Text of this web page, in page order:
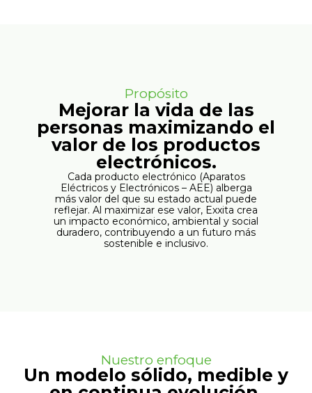
Propósito
Mejorar la vida de las
personas maximizando el
valor de los productos
electrónicos.
Cada producto electrónico (Aparatos
Eléctricos y Electrónicos – AEE) alberga
más valor del que su estado actual puede
reflejar. Al maximizar ese valor, Exxita crea
un impacto económico, ambiental y social
duradero, contribuyendo a un futuro más
sostenible e inclusivo.
Nuestro enfoque
Un modelo sólido, medible y